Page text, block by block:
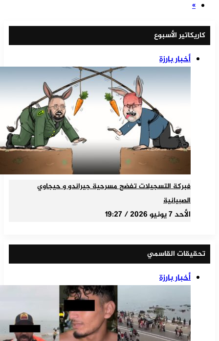
»
كاريكاتير الأسبوع
أخبار بارزة
فبركة التسجيلات تفضح مسرحية جيراندو و حيجاوي
الصبيانية
الأحد 7 يونيو 2026 / 19:27
تحقيقات القاسمي
أخبار بارزة